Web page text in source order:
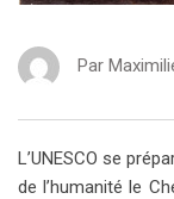
Par
L’UNESCO se
de l’humanité le